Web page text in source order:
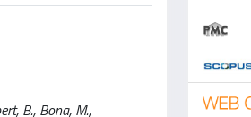
B., Bona, M.,